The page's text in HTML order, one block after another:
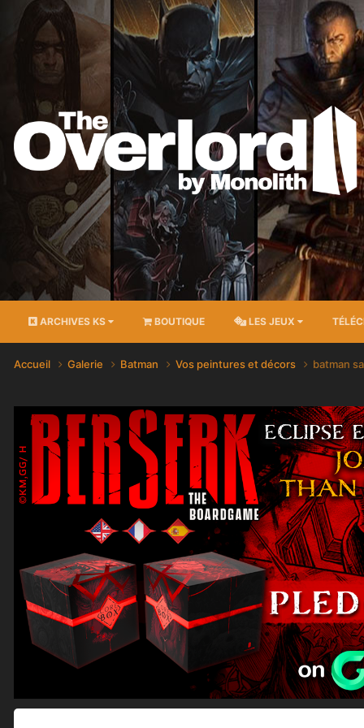
ARCHIVES KS BOUTIQUE LES JEUX
Accueil Galerie Batman Vos peintures et décors batman